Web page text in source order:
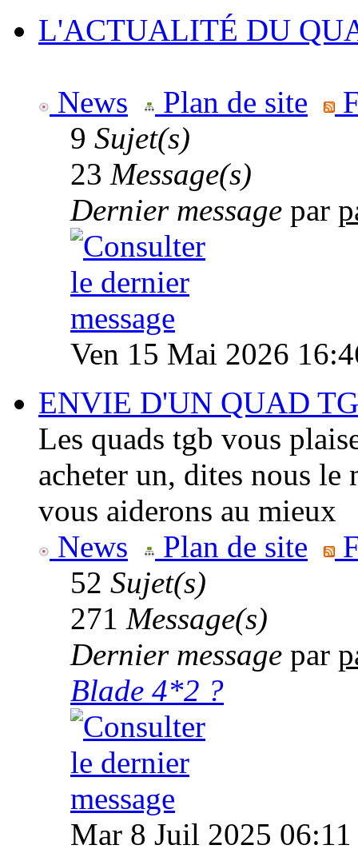
L'ACTUALITÉ DU
News Plan de site
9 Sujet(s)
23 Message(s)
Dernier message par
Ven 15 Mai 2026
ENVIE D'UN QUAD
Les quads tgb vous
acheter un, dites nous le
vous aiderons au mieux
News
Plan de site
52 Sujet(s)
271 Message(s)
Dernier message par
Blade 4*2 ?
Mar 8 Juil 2025 06:11